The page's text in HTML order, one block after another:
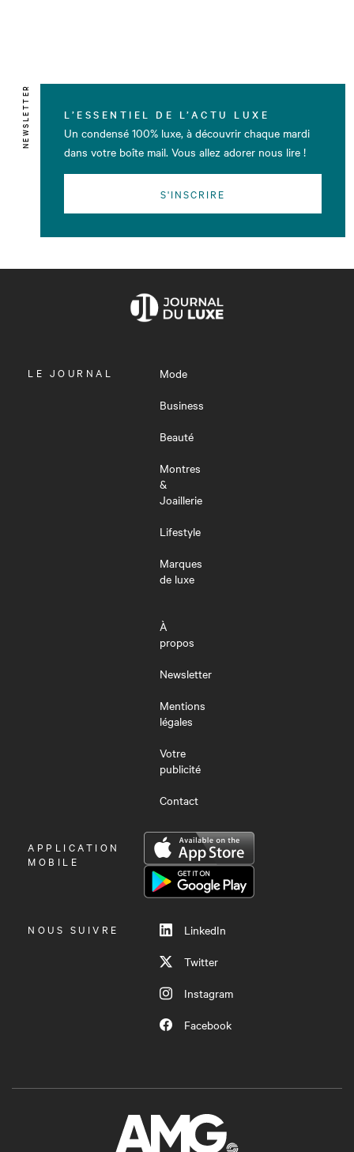
NEWSLETTER L’ESSENTIEL DE L’ACTU LUXE
Un condensé 100% luxe, à découvrir chaque mardi
dans votre boîte mail. Vous allez adorer nous lire !
S'INSCRIRE
OUVRIR
LE JOURNAL
Mode
Business
Beauté
Montres
&
Joaillerie
Lifestyle
Marques
de luxe
À
propos
Newsletter
Mentions
légales
Votre
publicité
Contact
OUVRIR
LE
APPLICATION
MOBILE
NOUS SUIVRE
LinkedIn
Twitter
Instagram
Facebook